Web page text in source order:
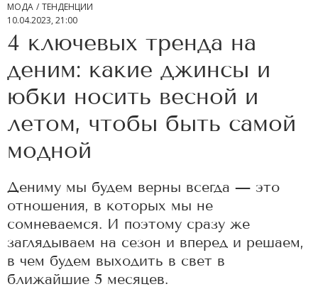
МОДА
ТЕНДЕНЦИИ
10.04.2023, 21:00
4 ключевых тренда на
деним: какие джинсы и
юбки носить весной и
летом, чтобы быть самой
модной
Дениму мы будем верны всегда — это
отношения, в которых мы не
сомневаемся. И поэтому сразу же
заглядываем на сезон и вперед и решаем,
в чем будем выходить в свет в
ближайшие 5 месяцев.